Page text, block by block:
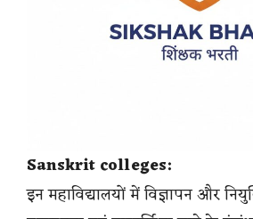
Sanskrit colleges:
इन महाविद्यालयों में विज्ञापन और